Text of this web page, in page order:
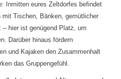
Inmitten eures Zeltdorfes befindet
mit Tischen, Bänken, gemütlicher
– hier ist genügend Platz, um
Darüber hinaus fördern
und Kajaken den Zusammenhalt
das Gruppengefühl.